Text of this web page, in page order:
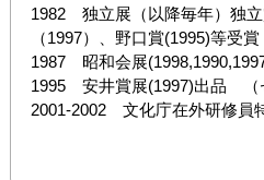
1982　独立展（以降毎年）独
（1997）、野口賞(1995)等受賞
1987　昭和会展
1995　安井賞展(1997)出品　（
2001-2002　文化庁在外研修員